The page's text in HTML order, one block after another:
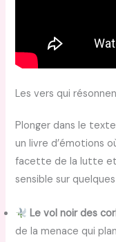
Les vers qui
Plonger dans le
un livre d’émotions
facette de la lutte et
sensible sur
Le vol noir des
de la menace qui